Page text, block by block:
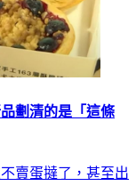
劃清的是「這條
賣蛋撻了，甚至出